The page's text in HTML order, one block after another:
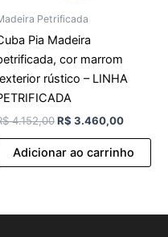
Petrificada
Pia Madeira
cor marrom
rústico – LINHA
4.152,00R$ 3.460,00
Adicionar ao carrinho